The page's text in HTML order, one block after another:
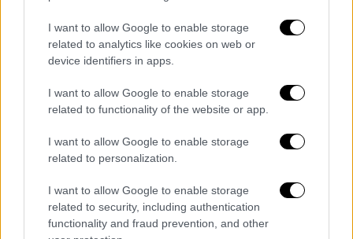
I want to allow Google to enable storage
related to analytics like cookies on web or
device identifiers in apps.
I want to allow Google to enable storage
related to functionality of the website or app.
I want to allow Google to enable storage
related to personalization.
I want to allow Google to enable storage
related to security, including authentication
functionality and fraud prevention, and other
Λεμπλάν θα αναλάβει τον τομέα του
Διεθνούς Εμπορίου και στη θέση του θα
μετακινηθεί ο νυν υπουργός Καινοτομίας
Φρανσουά-Φιλίπ Σαμπάνιε. Η υπουργός
Εξωτερικών Μελανί Ζολί παραμένει στη
θέση της. Η πρώην υπουργός Οικονομικών
Κρίστια Φρίλαντ, η αιφνιδιαστική παραίτηση
της οποίας, τον περασμένο Δεκέμβριο,
προκάλεσε πολιτική κρίση και οδήγησε στην
έξοδο τον Τριντό, θα αναλάβει υπουργός
Μεταφορών.